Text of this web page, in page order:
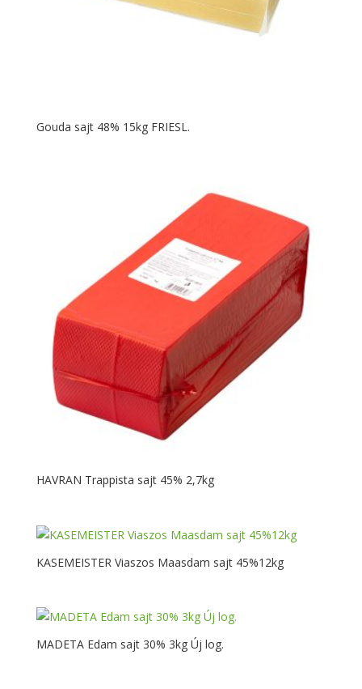
Gouda sajt 48% 15kg FRIESL.
HAVRAN Trappista sajt 45% 2,7kg
KASEMEISTER Viaszos Maasdam sajt 45%12kg
MADETA Edam sajt 30% 3kg Új log.